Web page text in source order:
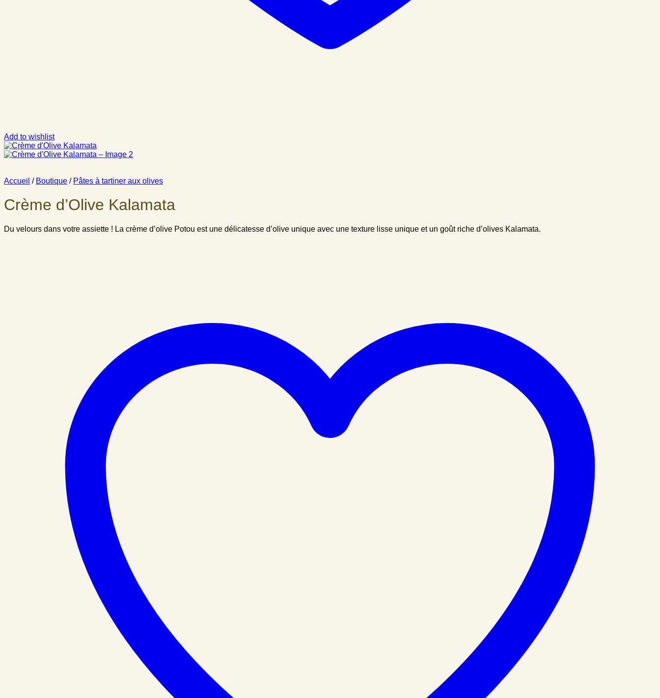
Add to wishlist
Accueil / Boutique / Pâtes à tartiner aux olives
Crème d’Olive Kalamata
Du velours dans votre assiette ! La crème d’olive Potou est une délicatesse d’olive unique avec une texture lisse unique et un goût riche d’olives Kalamata.